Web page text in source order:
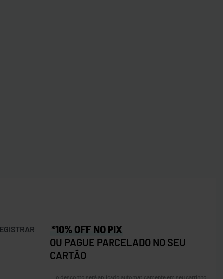
*10% OFF NO PIX
OU PAGUE PARCELADO NO SEU
CARTÃO
… o desconto será aplicado automaticamente em seu carrinho.